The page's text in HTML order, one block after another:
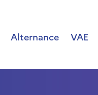
Alternance VAE